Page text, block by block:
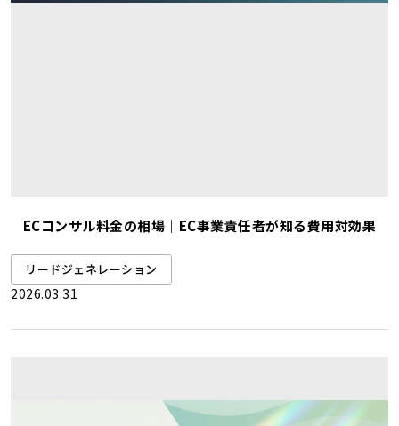
ECコンサル料金の相場｜EC事業責任者が知る費用対効果
リードジェネレーション
2026.03.31